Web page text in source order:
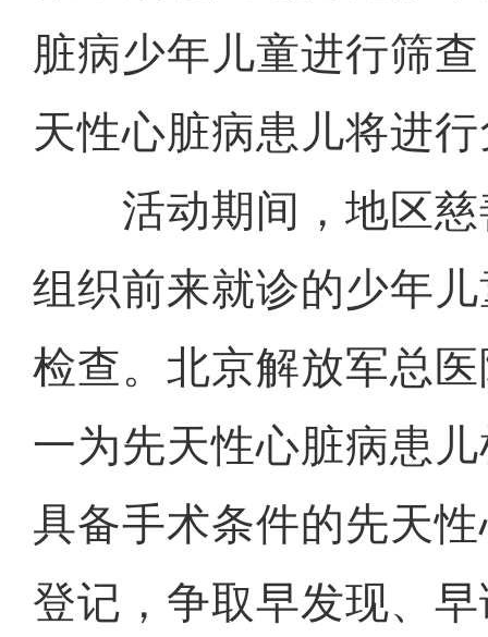
脏病少年儿童进行筛
天性心脏病患儿将进
活动期间，地区慈
组织前来就诊的少年
检查。北京解放军总
一为先天性心脏病患
具备手术条件的先天
登记，争取早发现、